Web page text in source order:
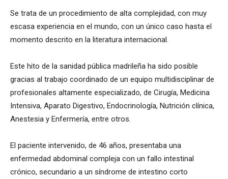
Se trata de un procedimiento de alta complejidad, con muy
escasa experiencia en el mundo, con un único caso hasta el
momento descrito en la literatura internacional.
Este hito de la sanidad pública madrileña ha sido posible
gracias al trabajo coordinado de un equipo multidisciplinar de
profesionales altamente especializado, de Cirugía, Medicina
Intensiva, Aparato Digestivo, Endocrinología, Nutrición clínica,
Anestesia y Enfermería, entre otros.
El paciente intervenido, de 46 años, presentaba una
enfermedad abdominal compleja con un fallo intestinal
crónico, secundario a un síndrome de intestino corto